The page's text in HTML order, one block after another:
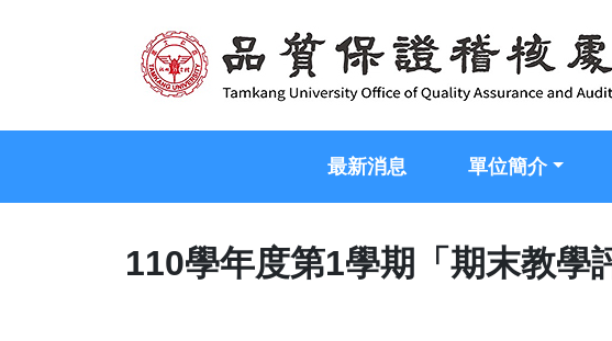
最新消息 單位簡介
110學年度第1學期「期末教學